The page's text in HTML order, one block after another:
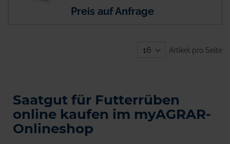
Preis auf Anfrage
Artikel pro Seite
Saatgut für Futterrüben
online kaufen im myAGRAR-
Onlineshop